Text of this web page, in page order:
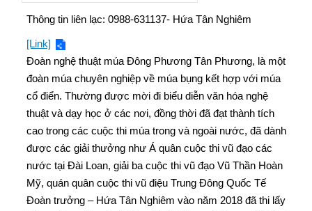
Thông tin liên lạc: 0988-631137- Hứa Tân Nghiêm
[Link]
Đoàn nghệ thuật múa Đông Phương Tân Phương, là một
đoàn múa chuyên nghiệp về múa bụng kết hợp với múa
cổ điển. Thường được mời đi biểu diễn văn hóa nghệ
thuật và dạy học ở các nơi, đồng thời đã đạt thành tích
cao trong các cuộc thi múa trong và ngoài nước, đã dành
được các giải thưởng như Á quân cuộc thi vũ đạo các
nước tại Đài Loan, giải ba cuộc thi vũ đạo Vũ Thần Hoàn
Mỹ, quán quân cuộc thi vũ điệu Trung Đông Quốc Tế
Đoàn trưởng – Hứa Tân Nghiêm vào năm 2018 đã thi lấy